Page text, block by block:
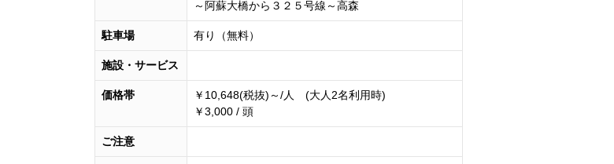
～阿蘇大橋から３２５号線～高森
駐車場 有り（無料）
施設・サービス
価格帯
￥10,648(税抜)～/人 (大人2名利用時)
￥3,000 / 頭
ご注意